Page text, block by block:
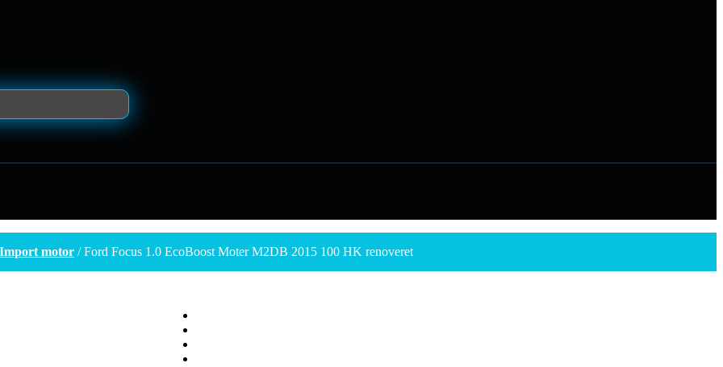
Import motor / Ford Focus 1.0 EcoBoost Moter M2DB 2015 100 HK renoveret